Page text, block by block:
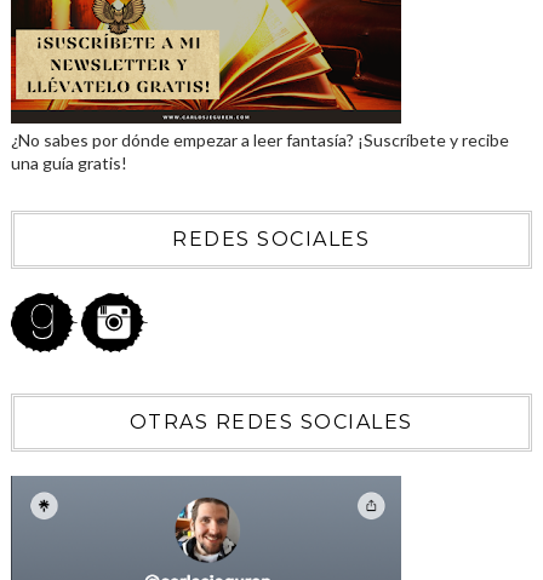
¿No sabes por dónde empezar a leer fantasía? ¡Suscríbete y recibe
una guía gratis!
REDES SOCIALES
OTRAS REDES SOCIALES